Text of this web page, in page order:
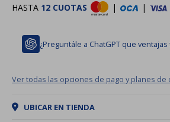
HASTA 12 CUOTAS | |
¿Preguntále a ChatGPT que
Ver todas las opciones de pago y planes de
UBICAR EN TIENDA